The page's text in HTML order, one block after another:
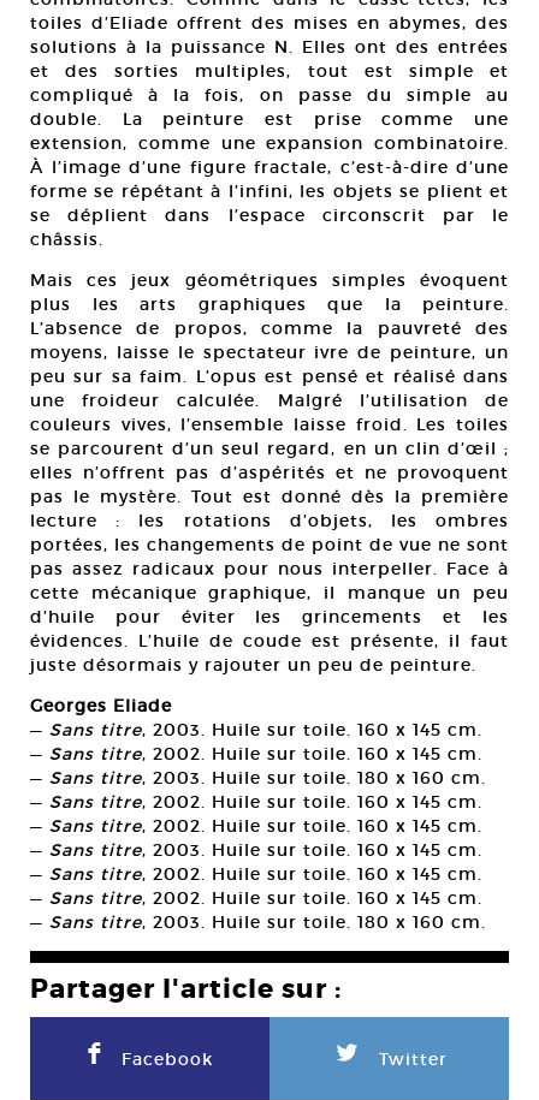
toiles d’Eliade offrent des mises en abymes, des
solutions à la puissance N. Elles ont des entrées
et des sorties multiples, tout est simple et
compliqué à la fois, on passe du simple au
double. La peinture est prise comme une
extension, comme une expansion combinatoire.
À l’image d’une figure fractale, c’est-à-dire d’une
forme se répétant à l’infini, les objets se plient et
se déplient dans l’espace circonscrit par le
châssis.
Mais ces jeux géométriques simples évoquent
plus les arts graphiques que la peinture.
L’absence de propos, comme la pauvreté des
moyens, laisse le spectateur ivre de peinture, un
peu sur sa faim. L’opus est pensé et réalisé dans
une froideur calculée. Malgré l’utilisation de
couleurs vives, l’ensemble laisse froid. Les toiles
se parcourent d’un seul regard, en un clin d’œil ;
elles n’offrent pas d’aspérités et ne provoquent
pas le mystère. Tout est donné dès la première
lecture : les rotations d’objets, les ombres
portées, les changements de point de vue ne sont
pas assez radicaux pour nous interpeller. Face à
cette mécanique graphique, il manque un peu
d’huile pour éviter les grincements et les
évidences. L’huile de coude est présente, il faut
juste désormais y rajouter un peu de peinture.
Georges Eliade
— Sans titre, 2003. Huile sur toile. 160 x 145 cm.
— Sans titre, 2002. Huile sur toile. 160 x 145 cm.
— Sans titre, 2003. Huile sur toile. 180 x 160 cm.
— Sans titre, 2002. Huile sur toile. 160 x 145 cm.
— Sans titre, 2002. Huile sur toile. 160 x 145 cm.
— Sans titre, 2003. Huile sur toile. 160 x 145 cm.
— Sans titre, 2002. Huile sur toile. 160 x 145 cm.
— Sans titre, 2002. Huile sur toile. 160 x 145 cm.
— Sans titre, 2003. Huile sur toile. 180 x 160 cm.
Partager l'article sur :
F Facebook L Twitter